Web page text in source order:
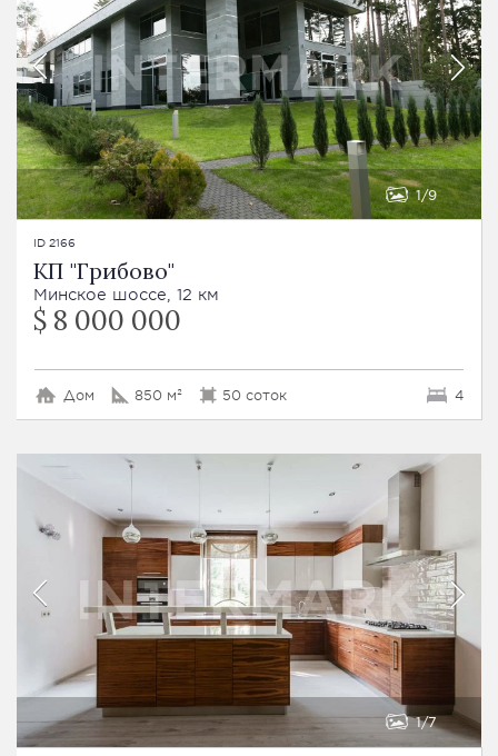
1 9
ID 2166
КП "Грибово"
Минское шоссе, 12 км
$ 8 000 000
Дом 850 м² 50 соток 4
1 7